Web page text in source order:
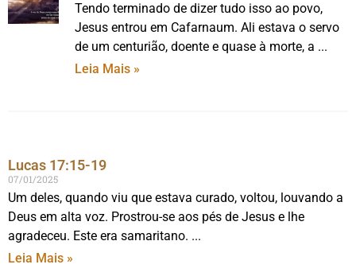
Tendo terminado de dizer tudo isso ao povo,
Jesus entrou em Cafarnaum. Ali estava o servo
de um centurião, doente e quase à morte, a
Leia Mais »
Lucas 17:15-19
07/01/2025
Um deles, quando viu que estava curado, voltou, louvando a
Deus em alta voz. Prostrou-se aos pés de Jesus e lhe
agradeceu. Este era samaritano.
Leia Mais »